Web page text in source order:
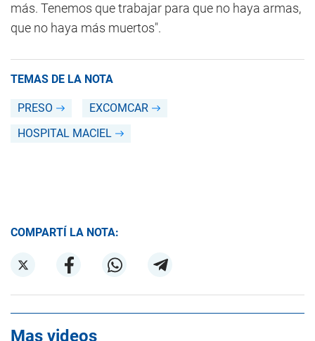
más. Tenemos que trabajar para que no haya armas,
que no haya más muertos".
TEMAS DE LA NOTA
PRESO
EXCOMCAR
HOSPITAL MACIEL
COMPARTÍ LA NOTA:
Mas videos